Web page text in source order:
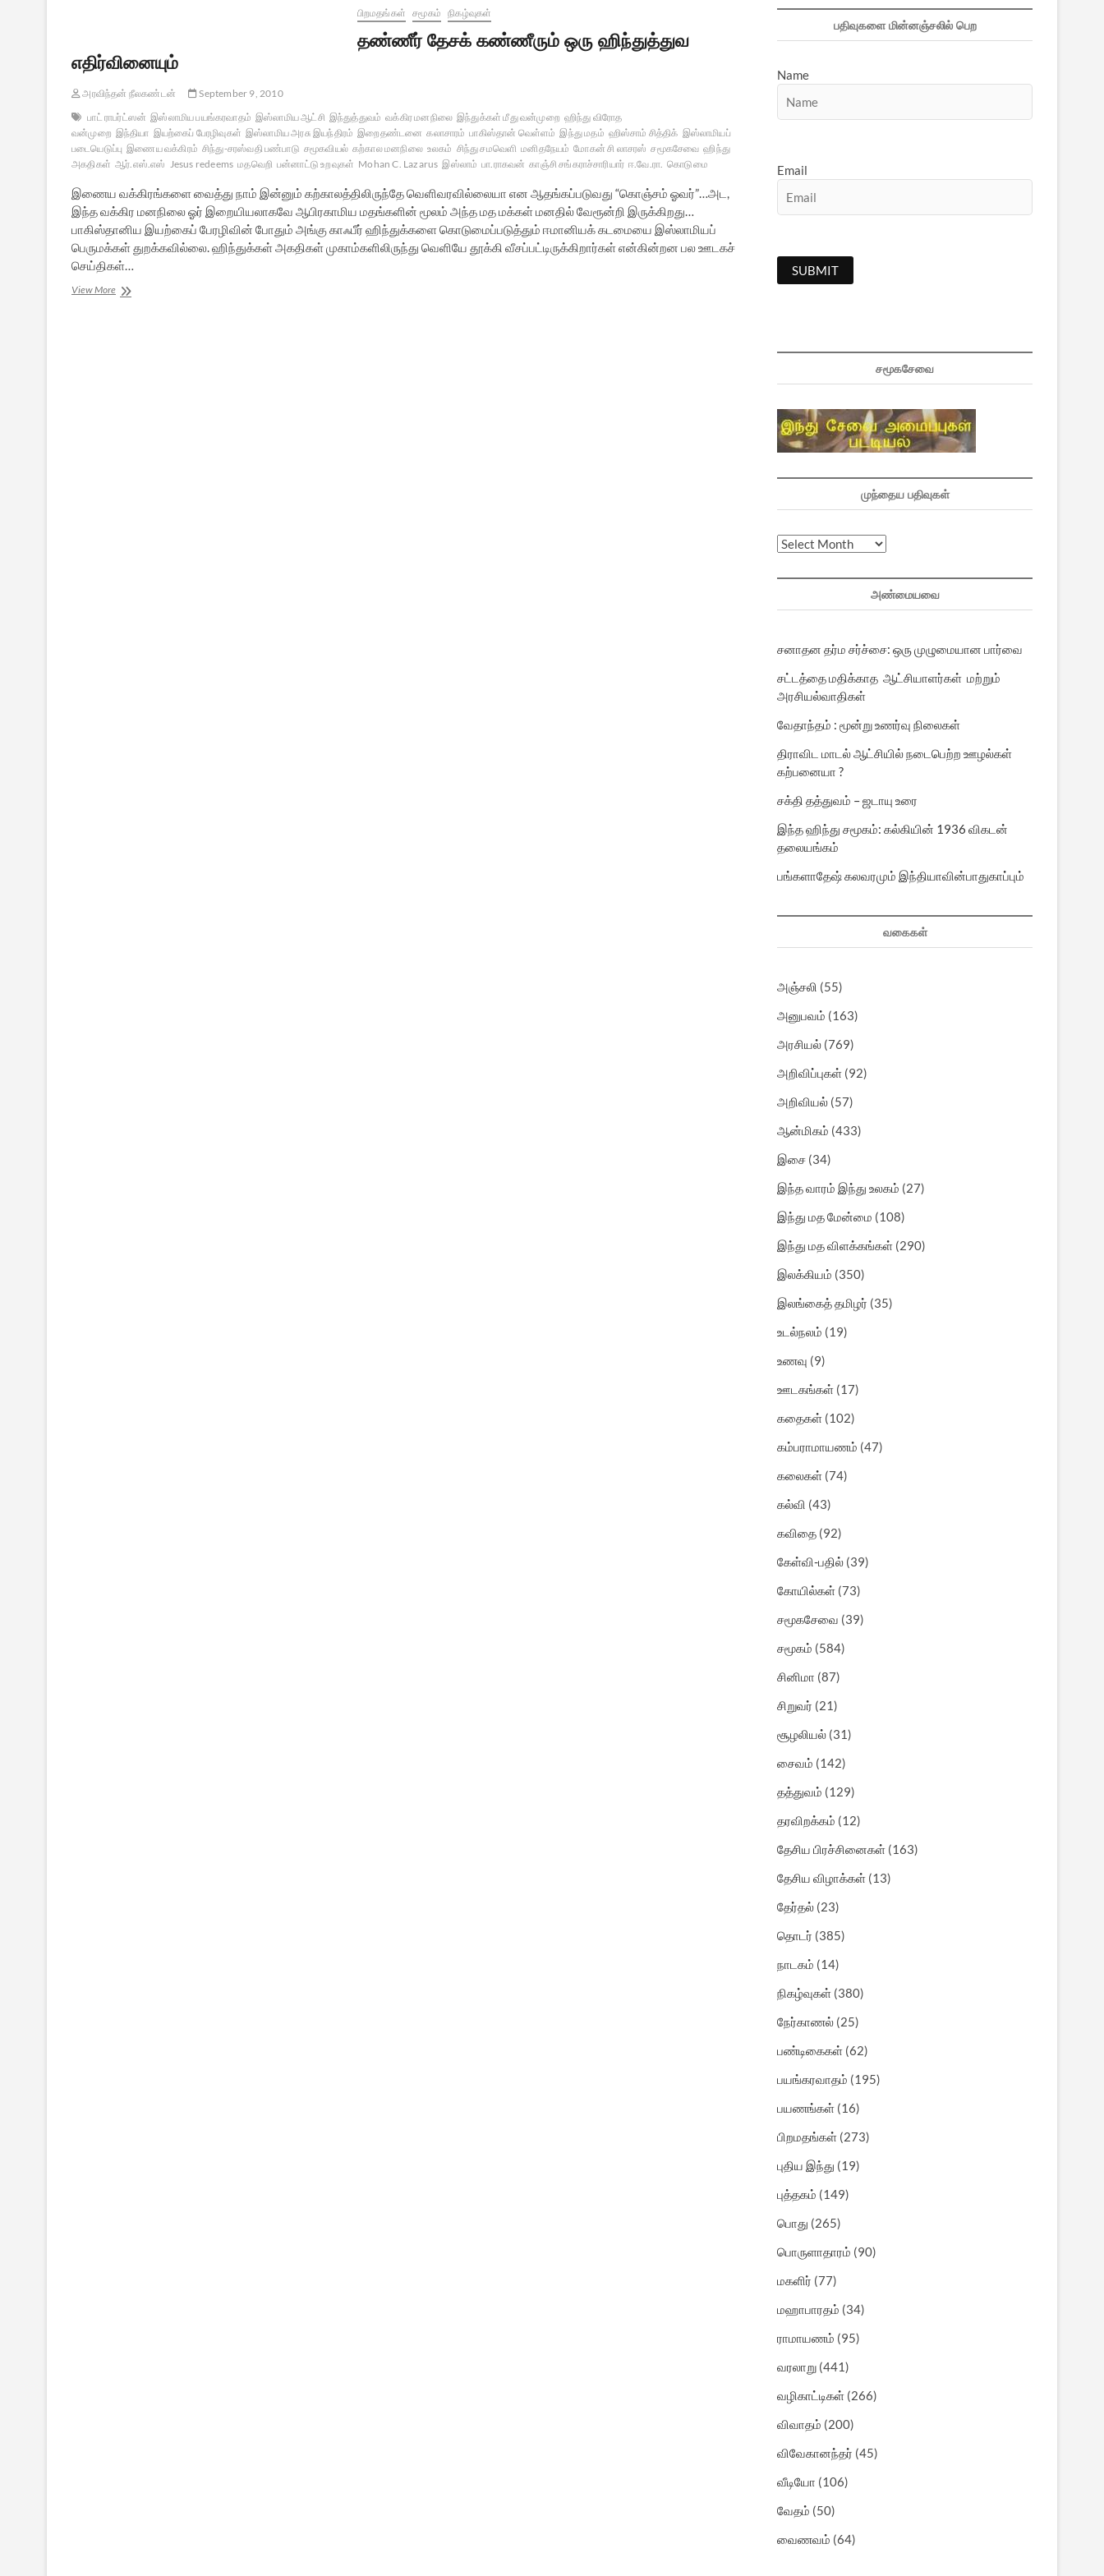
பிறமதங்கள் சமூகம் நிகழ்வுகள்
தண்ணீர் தேசக் கண்ணீரும் ஒரு ஹிந்துத்துவ
எதிர்வினையும்
அரவிந்தன் நீலகண்டன்
September 9, 2010
பாட் ராபர்ட்ஸன் இஸ்லாமிய பயங்கரவாதம் இஸ்லாமிய ஆட்சி இந்துத்துவம் வக்கிர மனநிலை இந்துக்கள் மீது வன்முறை ஹிந்து விரோத
வன்முறை இந்தியா இயற்கைப் பேரழிவுகள் இஸ்லாமிய அரசு இயந்திரம் இறைதண்டனை கலாசாரம் பாகிஸ்தான் வெள்ளம் இந்து மதம் ஹிஸ்சாம் சித்திக் இஸ்லாமியப்
படையெடுப்பு இணைய வக்கிரம் சிந்து-சரஸ்வதி பண்பாடு சமூகவியல் கற்கால மனநிலை உலகம் சிந்து சமவெளி மனிதநேயம் மோகன் சி லாசரஸ் சமூகசேவை ஹிந்து
அகதிகள் ஆர்.எஸ்.எஸ் Jesus redeems மதவெறி பன்னாட்டு உறவுகள் Mohan C. Lazarus இஸ்லாம் பா.ராகவன் காஞ்சி சங்கராச்சாரியார் ஈ.வே.ரா. கொடுமை
இணைய வக்கிரங்களை வைத்து நாம் இன்னும் கற்காலத்திலிருந்தே வெளிவரவில்லையா என ஆதங்கப்படுவது “கொஞ்சம் ஓவர்”…அட,
இந்த வக்கிர மனநிலை ஓர் இறையியலாகவே ஆபிரகாமிய மதங்களின் மூலம் அந்த மத மக்கள் மனதில் வேரூன்றி இருக்கிறது…
பாகிஸ்தானிய இயற்கைப் பேரழிவின் போதும் அங்கு காஃபீர் ஹிந்துக்களை கொடுமைப்படுத்தும் ஈமானியக் கடமையை இஸ்லாமியப்
பெருமக்கள் துறக்கவில்லை. ஹிந்துக்கள் அகதிகள் முகாம்களிலிருந்து வெளியே தூக்கி வீசப்பட்டிருக்கிறார்கள் என்கின்றன பல ஊடகச்
செய்திகள்…
View Moreதண்ணீர்
பதிவுகளை மின்னஞ்சலில் பெற
Name
Email
சமூகசேவை
முந்தைய பதிவுகள்
முந்தைய
அண்மையவை
சனாதன தர்ம சர்ச்சை: ஒரு முழுமையான பார்வை
சட்டத்தை மதிக்காத ஆட்சியாளர்கள் மற்றும்
அரசியல்வாதிகள்
வேதாந்தம் : மூன்று உணர்வு நிலைகள்
திராவிட மாடல் ஆட்சியில் நடைபெற்ற ஊழல்கள்
கற்பனையா ?
சக்தி தத்துவம் – ஜடாயு உரை
இந்த ஹிந்து சமூகம்: கல்கியின் 1936 விகடன்
தலையங்கம்
பங்களாதேஷ் கலவரமும் இந்தியாவின்பாதுகாப்பும்
வகைகள்
அஞ்சலி (55)
அனுபவம் (163)
அரசியல் (769)
அறிவிப்புகள் (92)
அறிவியல் (57)
ஆன்மிகம் (433)
இசை (34)
இந்த வாரம் இந்து உலகம் (27)
இந்து மத மேன்மை (108)
இந்து மத விளக்கங்கள் (290)
இலக்கியம் (350)
இலங்கைத் தமிழர் (35)
உடல்நலம் (19)
உணவு (9)
ஊடகங்கள் (17)
கதைகள் (102)
கம்பராமாயணம் (47)
கலைகள் (74)
கல்வி (43)
கவிதை (92)
கேள்வி-பதில் (39)
கோயில்கள் (73)
சமூகசேவை (39)
சமூகம் (584)
சினிமா (87)
சிறுவர் (21)
சூழலியல் (31)
சைவம் (142)
தத்துவம் (129)
தரவிறக்கம் (12)
தேசிய பிரச்சினைகள் (163)
தேசிய விழாக்கள் (13)
தேர்தல் (23)
தொடர் (385)
நாடகம் (14)
நிகழ்வுகள் (380)
நேர்காணல் (25)
பண்டிகைகள் (62)
பயங்கரவாதம் (195)
பயணங்கள் (16)
பிறமதங்கள் (273)
புதிய இந்து (19)
புத்தகம் (149)
பொது (265)
பொருளாதாரம் (90)
மகளிர் (77)
மஹாபாரதம் (34)
ராமாயணம் (95)
வரலாறு (441)
வழிகாட்டிகள் (266)
விவாதம் (200)
விவேகானந்தர் (45)
வீடியோ (106)
வேதம் (50)
வைணவம் (64)